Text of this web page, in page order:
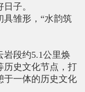
子。
具雏形，“水韵筑
岩段约5.1公里焕
历史文化节点，打
于一体的历史文化